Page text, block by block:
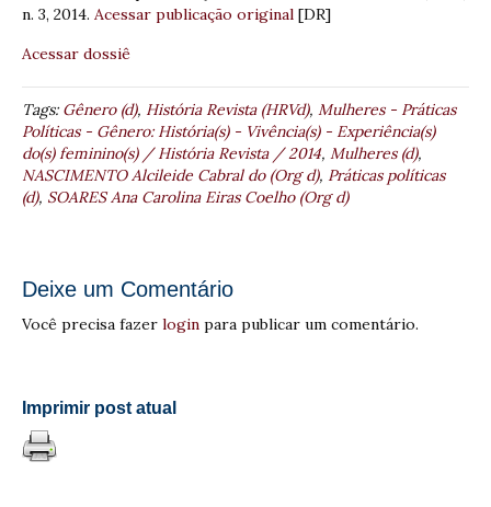
n. 3, 2014. Acessar publicação original [DR]
Acessar dossiê
Tags:Gênero (d), História Revista (HRVd), Mulheres - Práticas
Políticas - Gênero: História(s) - Vivência(s) - Experiência(s)
do(s) feminino(s) / História Revista / 2014, Mulheres (d),
NASCIMENTO Alcileide Cabral do (Org d), Práticas políticas
(d), SOARES Ana Carolina Eiras Coelho (Org d)
Deixe um Comentário
Você precisa fazer login para publicar um comentário.
Imprimir post atual